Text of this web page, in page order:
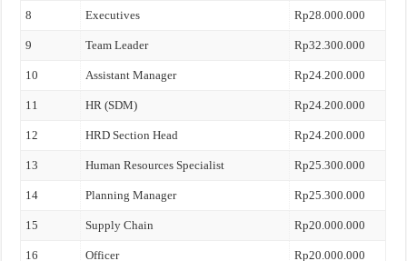
8 Executives Rp28.000.000
9 Team Leader Rp32.300.000
10 Assistant Manager Rp24.200.000
11 HR (SDM) Rp24.200.000
12 HRD Section Head Rp24.200.000
13 Human Resources Specialist Rp25.300.000
14 Planning Manager Rp25.300.000
15 Supply Chain Rp20.000.000
16 Officer Rp20.000.000